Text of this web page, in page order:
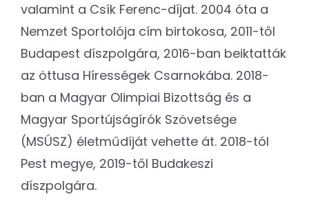
valamint a Csík Ferenc-díjat. 2004 óta a
Nemzet Sportolója cím birtokosa, 2011-től
Budapest díszpolgára, 2016-ban beiktatták
az öttusa Hírességek Csarnokába. 2018-
ban a Magyar Olimpiai Bizottság és a
Magyar Sportújságírók Szövetsége
(MSÚSZ) életműdíját vehette át. 2018-tól
Pest megye, 2019-től Budakeszi
díszpolgára.